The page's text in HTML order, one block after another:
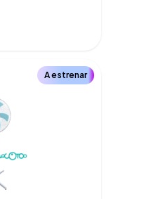
A estrenar